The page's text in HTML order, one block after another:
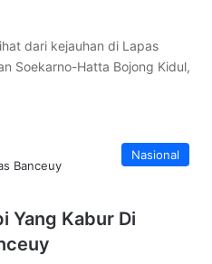
dari kejauhan di Lapas
Soekarno-Hatta Bojong Kidul,
Nasional
Yang Kabur Di